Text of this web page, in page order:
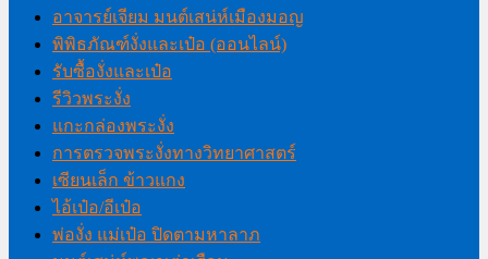
อาจารย์เจียม มนต์เสน่ห์เมืองมอญ
พิพิธภัณฑ์งั่งและเป๋อ (ออนไลน์)
รับซื้องั่งและเป๋อ
รีวิวพระงั่ง
แกะกล่องพระงั่ง
การตรวจพระงั่งทางวิทยาศาสตร์
เซียนเล็ก ข้าวแกง
ไอ้เป๋อ/อีเป๋อ
พ่องั่ง แม่เป๋อ ปิดตามหาลาภ